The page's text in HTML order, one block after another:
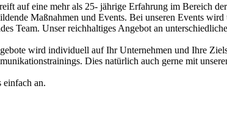
auf eine mehr als 25- jährige Erfahrung im Bereich
Maßnahmen und Events. Bei unseren Events
Team. Unser reichhaltiges Angebot an
wird individuell auf Ihr Unternehmen und Ihre
Dies natürlich auch gerne mit
einfach an.